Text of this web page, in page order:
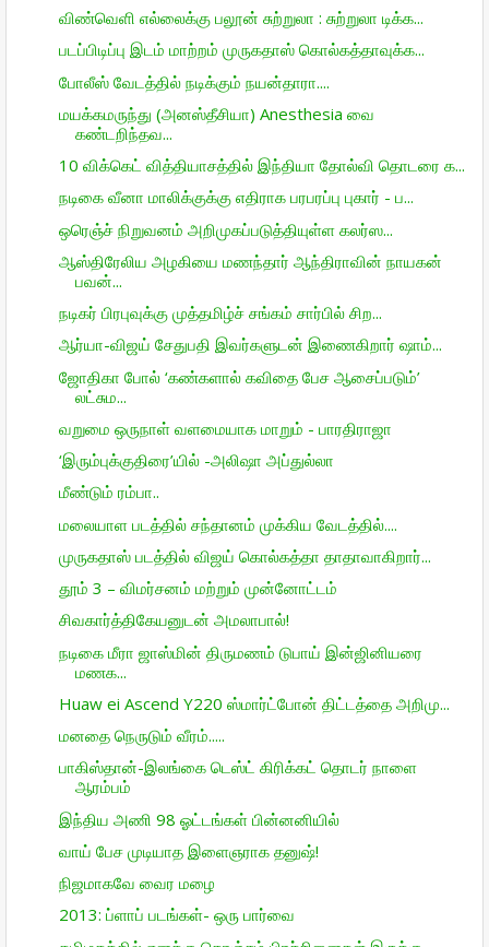
விண்வெளி எல்லைக்கு பலூன் சுற்றுலா : சுற்றுலா டிக்க...
படப்பிடிப்பு இடம் மாற்றம் முருகதாஸ் கொல்கத்தாவுக்க...
போலீஸ் வேடத்தில் நடிக்கும் நயன்தாரா....
மயக்கமருந்து (அனஸ்தீசியா) Anesthesia வை
கண்டறிந்தவ...
10 விக்கெட் வித்தியாசத்தில் இந்தியா தோல்வி தொடரை க...
நடிகை வீனா மாலிக்குக்கு எதிராக பரபரப்பு புகார் - ப...
ஒரெஞ்ச் நிறு­வனம் அறி­மு­கப்­ப­டுத்­தி­யுள்ள கலர்ஸ...
ஆஸ்திரேலிய அழகியை மணந்தார் ஆந்திராவின் நாயகன்
பவன்...
நடிகர் பிரபுவுக்கு முத்தமிழ்ச் சங்கம் சார்பில் சிற...
ஆர்யா-விஜய் சேதுபதி இவர்களுடன் இணைகிறார் ஷாம்...
ஜோதிகா போல் ‘கண்களால் கவிதை பேச ஆசைப்படும்’
லட்சும...
வறுமை ஒருநாள் வளமையாக மாறும் - பாரதிராஜா
‘இரும்புக்குதிரை’யில் -அலிஷா அப்துல்லா
மீண்டும் ரம்பா..
மலையாள படத்தில் சந்தானம் முக்கிய வேடத்தில்....
முருகதாஸ் படத்தில் விஜய் கொல்கத்தா தாதாவாகிறார்...
தூம் 3 – விமர்சனம் மற்றும் முன்னோட்டம்
சிவகார்த்திகேயனுடன் அமலாபால்!
நடிகை மீரா ஜாஸ்மின் திருமணம் டுபாய் இன்ஜினியரை
மணக...
Huaw ei Ascend Y220 ஸ்மார்ட்போன் திட்­டத்தை அறி­மு...
மனதை நெருடும் வீரம்.....
பாகிஸ்தான்-இலங்கை டெஸ்ட் கிரிக்கட் தொடர் நாளை
ஆரம்பம்
இந்திய அணி 98 ஓட்டங்கள் பின்னனியில்
வாய் பேச முடியாத இளைஞராக தனுஷ்!
நிஜமாகவே வைர மழை
2013: ப்ளாப் படங்கள்- ஒரு பார்வை